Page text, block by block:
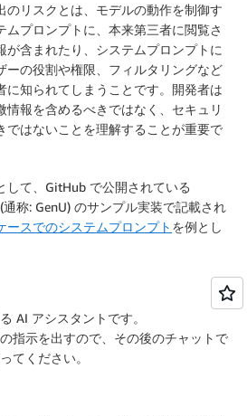
のリスクとは、モデルの動作を制御す
ムプロンプトに、本来第三者に閲覧さ
が含まれたり、システムプロンプトに
ーの役割や権限、フィルタリングなど
に知られてしまうことです。開発者は
情報を含めるべきではなく、セキュリ
ではないことを理解することが重要で
して、GitHub で公開されている
称: GenU) のサンプル実装で記載され
ースでのシステムプロンプト を例とし
AI アシスタントです。
指示を出すので、その後のチャットで
てください。